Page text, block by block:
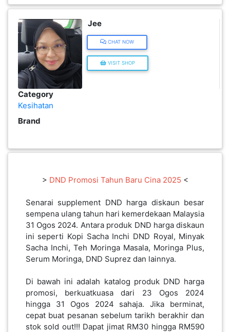
Jee
CHAT NOW
VISIT SHOP
Category
Kesihatan
Brand
> DND Promosi Tahun Baru Cina 2025 <
Senarai supplement DND harga diskaun besar
sempena ulang tahun hari kemerdekaan Malaysia
31 Ogos 2024. Antara produk DND harga diskaun
ini seperti Kopi Sacha Inchi DND Royal, Minyak
Sacha Inchi, Teh Moringa Masala, Moringa Plus,
Serum Moringa, DND Suprez dan lainnya.
Di bawah ini adalah katalog produk DND harga
promosi, berkuatkuasa dari 23 Ogos 2024
hingga 31 Ogos 2024 sahaja. Jika berminat,
cepat buat pesanan sebelum tarikh berakhir dan
stok sold out!!! Dapat jimat RM30 hingga RM590
TUDUNG(0)
ARTIKEL(14)
PEMBORONG(2)
DIGITAL(29)
KENDERAAN(6)
ELEKTRONIK(5)
SUKAN/HOBI(2)
PERCUTIAN